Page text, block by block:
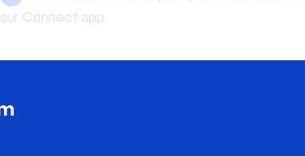
sur Connect app.